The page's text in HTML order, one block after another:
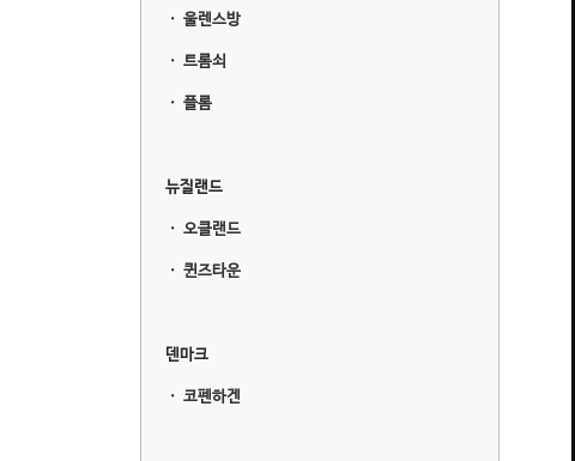
ㆍ 울렌스방
ㆍ 트롬쇠
ㆍ 플롬
뉴질랜드
ㆍ 오클랜드
ㆍ 퀸즈타운
덴마크
ㆍ 코펜하겐